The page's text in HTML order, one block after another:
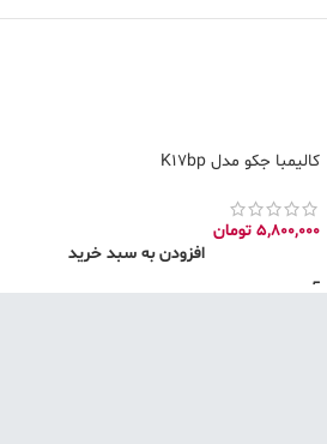
کالیمبا جکو مدل K17bp
5,800,000 تومان
افزودن به سبد خرید